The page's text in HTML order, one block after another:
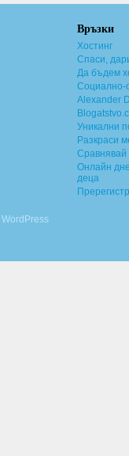
Връзки
Хостинг
Спаси,
Да бъдем
Социално-
Alexander
Уникални
Разкраси
Сравнявай
Онлайн
деца
WordPress